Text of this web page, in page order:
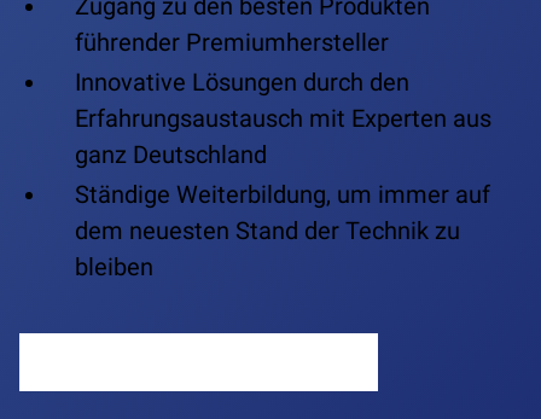
führender Premiumhersteller
Innovative Lösungen durch den
Erfahrungsaustausch mit Experten aus
ganz Deutschland
Ständige Weiterbildung, um immer auf
dem neuesten Stand der Technik zu
bleiben